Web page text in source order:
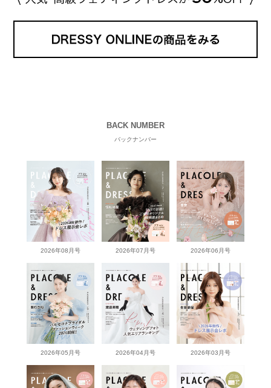
BACK NUMBER
バックナンバー
2026年08月号 2026年07月号 2026年06月号
2026年05月号 2026年04月号 2026年03月号